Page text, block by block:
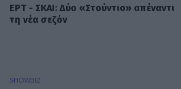
ΕΡΤ - ΣΚΑΙ: Δύο «Στούντιο» απέναντι
τη νέα σεζόν
SHOWBIZ